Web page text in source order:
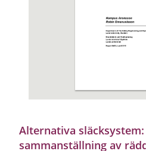
Alternativa släcksystem:
sammanställning av